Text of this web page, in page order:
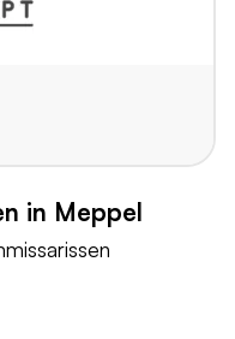
in Meppel